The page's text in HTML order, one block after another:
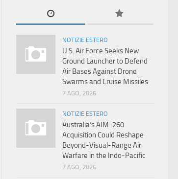
NOTIZIE ESTERO
U.S. Air Force Seeks New
Ground Launcher to Defend
Air Bases Against Drone
Swarms and Cruise Missiles
7 AGO, 2026
NOTIZIE ESTERO
Australia’s AIM-260
Acquisition Could Reshape
Beyond-Visual-Range Air
Warfare in the Indo-Pacific
7 AGO, 2026